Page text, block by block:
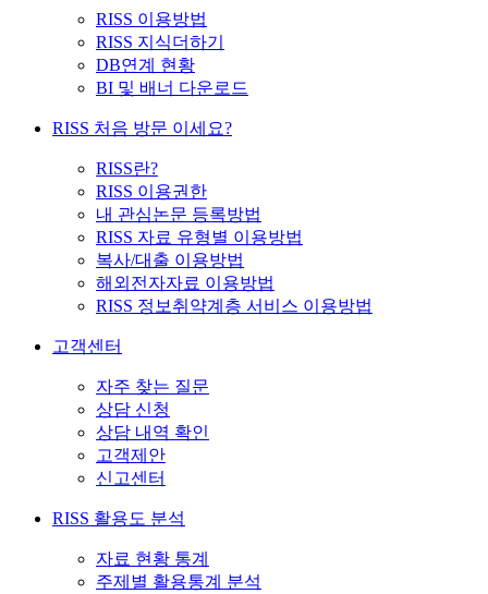
RISS 이용방법
RISS 지식더하기
DB연계 현황
BI 및 배너 다운로드
RISS 처음 방문 이세요?
RISS란?
RISS 이용권한
내 관심논문 등록방법
RISS 자료 유형별 이용방법
복사/대출 이용방법
해외전자자료 이용방법
RISS 정보취약계층 서비스 이용방법
고객센터
자주 찾는 질문
상담 신청
상담 내역 확인
고객제안
신고센터
RISS 활용도 분석
자료 현황 통계
주제별 활용통계 분석